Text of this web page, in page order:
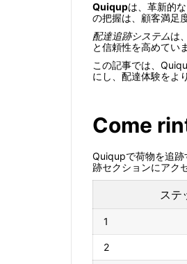
Quiqupは、革新的
の把握は、顧客満足
配達追跡システムは
と信頼性を高めてい
この記事では、
にし、配達体験をよ
Come
Quiqupで荷物を追跡
跡セクションにアク
ステ
1
2